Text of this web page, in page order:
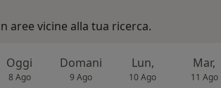
aree vicine alla tua ricerca.
Oggi
8 Ago
Domani
9 Ago
Lun,
10 Ago
Mar,
11 Ago